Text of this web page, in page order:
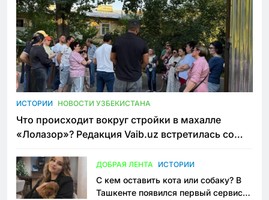
ИСТОРИИ НОВОСТИ УЗБЕКИСТАНА
Что происходит вокруг стройки в махалле
«Лолазор»? Редакция Vaib.uz встретилась со
ДОБРАЯ ЛЕНТА ИСТОРИИ
С кем оставить кота или собаку? В
Ташкенте появился первый сервис